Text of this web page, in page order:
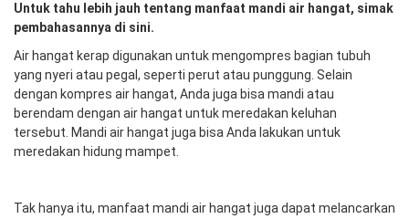
Untuk tahu lebih jauh tentang manfaat mandi air hangat, simak
pembahasannya di sini.
Air hangat kerap digunakan untuk mengompres bagian tubuh
yang nyeri atau pegal, seperti perut atau punggung. Selain
dengan kompres air hangat, Anda juga bisa mandi atau
berendam dengan air hangat untuk meredakan keluhan
tersebut. Mandi air hangat juga bisa Anda lakukan untuk
meredakan hidung mampet.
Tak hanya itu, manfaat mandi air hangat juga dapat melancarkan